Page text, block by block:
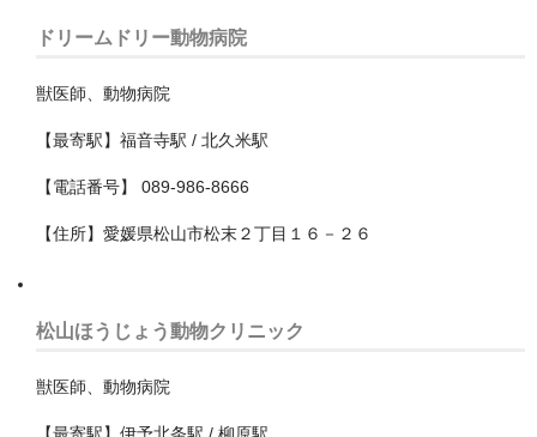
ドリームドリー動物病院
獣医師、動物病院
【最寄駅】福音寺駅 / 北久米駅
【電話番号】 089-986-8666
【住所】愛媛県松山市松末２丁目１６－２６
松山ほうじょう動物クリニック
獣医師、動物病院